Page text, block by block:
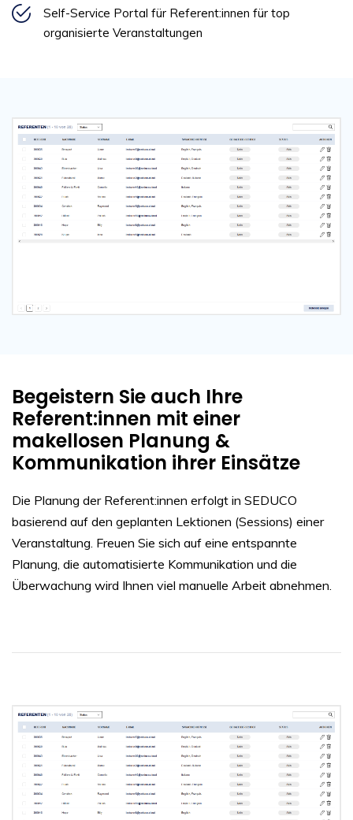
Self-Service Portal für Referent:innen für top
organisierte Veranstaltungen
Begeistern Sie auch Ihre
Referent:innen mit einer
makellosen Planung &
Kommunikation ihrer Einsätze
Die Planung der Referent:innen erfolgt in SEDUCO
basierend auf den geplanten Lektionen (Sessions) einer
Veranstaltung. Freuen Sie sich auf eine entspannte
Planung, die automatisierte Kommunikation und die
Überwachung wird Ihnen viel manuelle Arbeit abnehmen.